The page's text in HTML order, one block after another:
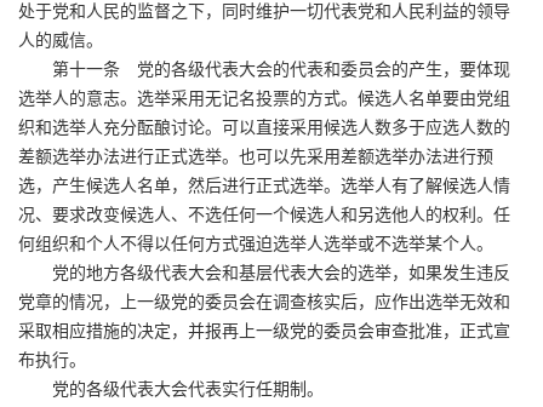
处于党和人民的监督之下，同时维护一切代表党和人民利益的领导
人的威信。
第十一条 党的各级代表大会的代表和委员会的产生，要体现
选举人的意志。选举采用无记名投票的方式。候选人名单要由党组
织和选举人充分酝酿讨论。可以直接采用候选人数多于应选人数的
差额选举办法进行正式选举。也可以先采用差额选举办法进行预
选，产生候选人名单，然后进行正式选举。选举人有了解候选人情
况、要求改变候选人、不选任何一个候选人和另选他人的权利。任
何组织和个人不得以任何方式强迫选举人选举或不选举某个人。
党的地方各级代表大会和基层代表大会的选举，如果发生违反
党章的情况，上一级党的委员会在调查核实后，应作出选举无效和
采取相应措施的决定，并报再上一级党的委员会审查批准，正式宣
布执行。
党的各级代表大会代表实行任期制。